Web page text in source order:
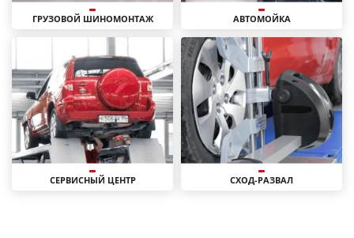
ГРУЗОВОЙ ШИНОМОНТАЖ АВТОМОЙКА
СЕРВИСНЫЙ ЦЕНТР СХОД-РАЗВАЛ